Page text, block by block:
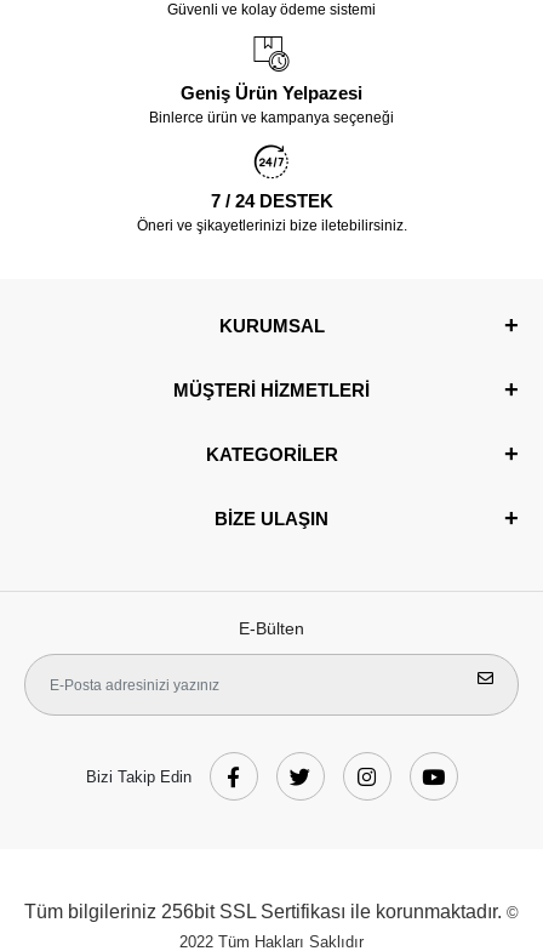
Güvenli ve kolay ödeme sistemi
Geniş Ürün Yelpazesi
Binlerce ürün ve kampanya seçeneği
7 / 24 DESTEK
Öneri ve şikayetlerinizi bize iletebilirsiniz.
KURUMSAL
MÜŞTERİ HİZMETLERİ
KATEGORİLER
BİZE ULAŞIN
E-Bülten
Bizi Takip Edin
Tüm bilgileriniz 256bit SSL Sertifikası ile korunmaktadır. ©
2022 Tüm Hakları Saklıdır